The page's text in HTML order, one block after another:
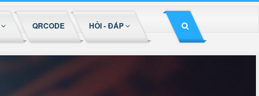
QRCODE HỎI - ĐÁP